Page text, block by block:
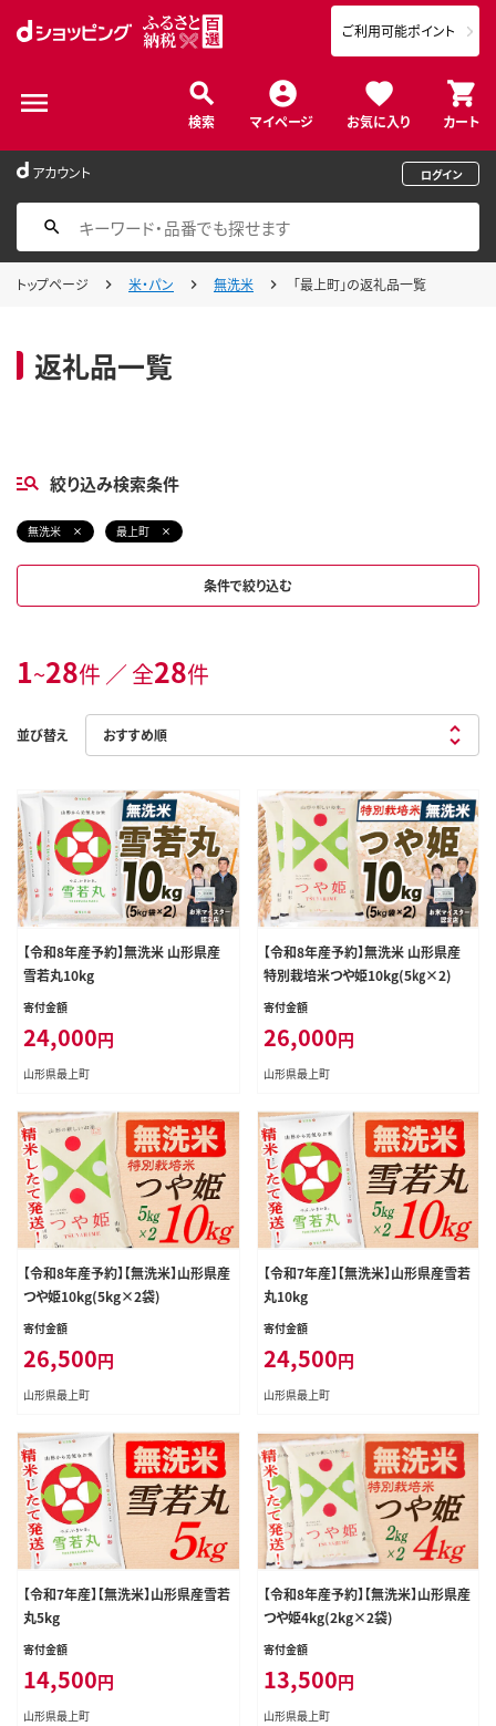
検索 マイページ お気に入り カート
ご利用可能ポイント
アカウント ログイン
トップページ 米・パン 無洗米 「最上町」の返礼品一覧
返礼品一覧
絞り込み検索条件
無洗米 最上町
条件で絞り込む
1~28件 ／ 全28件
並び替え
【令和8年産予約】無洗米 山形県産
雪若丸10kg
寄付金額
24,000円
山形県最上町
【令和8年産予約】無洗米 山形県産
特別栽培米つや姫10kg(5㎏×2)
寄付金額
26,000円
山形県最上町
【令和8年産予約】【無洗米】山形県産
つや姫10kg(5kg×2袋)
寄付金額
26,500円
山形県最上町
【令和7年産】【無洗米】山形県産雪若
丸10kg
寄付金額
24,500円
山形県最上町
【令和7年産】【無洗米】山形県産雪若
丸5kg
寄付金額
14,500円
山形県最上町
【令和8年産予約】【無洗米】山形県産
つや姫4kg(2kg×2袋)
寄付金額
13,500円
山形県最上町